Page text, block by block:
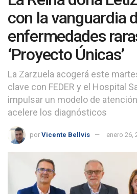
con la vanguardia
enfermedades
‘Proyecto Únicas’
La Zarzuela acogerá este
clave con FEDER y el Hospital
impulsar un modelo de
acelere los diagnósticos
por Vicente Bellvis enero 26,